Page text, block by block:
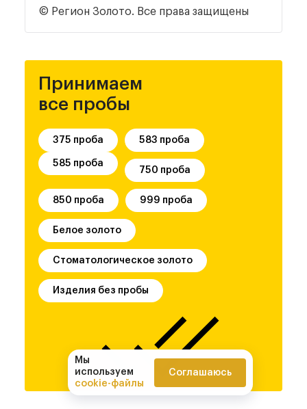
© Регион Золото. Все права защищены
Принимаем
все пробы
375 проба 583 проба
585 проба
750 проба
850 проба 999 проба
Белое золото
Стоматологическое золото
Изделия без пробы
Мы
используем
cookie-файлы
Соглашаюсь